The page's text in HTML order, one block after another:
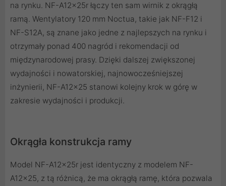
na rynku. NF-A12x25r łączy ten sam wirnik z okrągłą
ramą. Wentylatory 120 mm Noctua, takie jak NF-F12 i
NF-S12A, są znane jako jedne z najlepszych na rynku i
otrzymały ponad 400 nagród i rekomendacji od
międzynarodowej prasy. Dzięki dalszej zwiększonej
wydajności i nowatorskiej, najnowocześniejszej
inżynierii, NF-A12x25 stanowi kolejny krok w górę w
zakresie wydajności i produkcji.
Okrągła konstrukcja ramy
Model NF-A12x25r jest identyczny z modelem NF-
A12x25, z tą różnicą, że ma okrągłą ramę, która pozwala